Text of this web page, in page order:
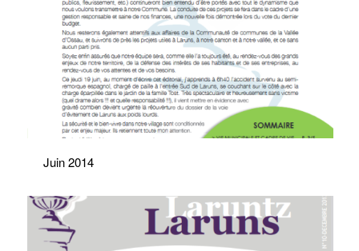
Juin 2014